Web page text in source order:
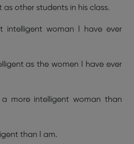
as other students in his class.
intelligent woman I have ever
as the women I have ever
more intelligent woman than
than I am.